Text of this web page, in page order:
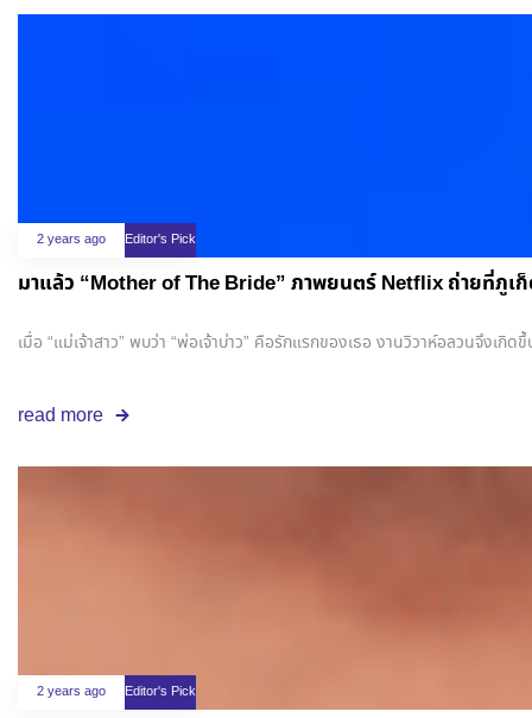
2 years ago Editor's Pick
มาแล้ว “Mother of The Bride” ภาพยนตร์ Netflix ถ่ายที่ภู
เมื่อ “แม่เจ้าสาว” พบว่า “พ่อเจ้าบ่าว” คือรักแรกของเธอ งานวิวาห์อลวนจึ
read more
2 years ago Editor's Pick